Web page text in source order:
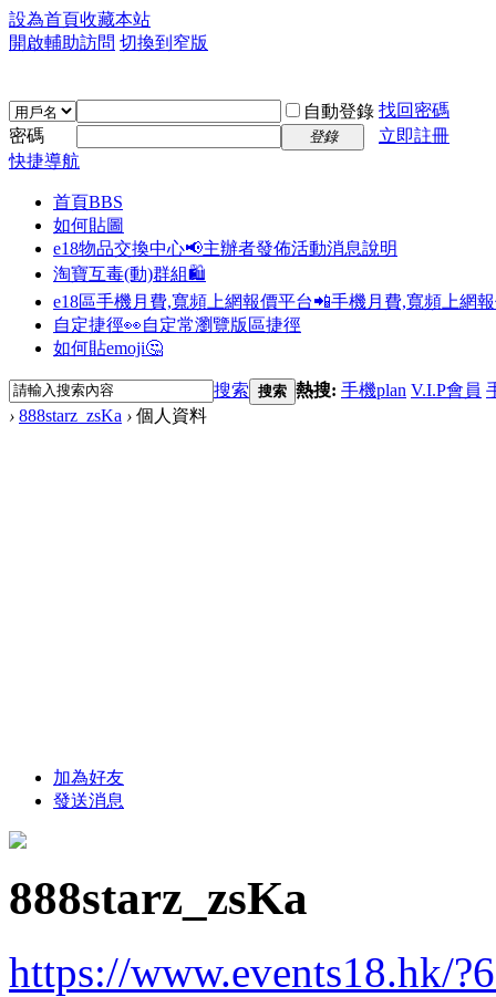
設為首頁收藏本站
開啟輔助訪問 切換到窄版
自動登錄 找回密碼
密碼
登錄
立即註冊
快捷導航
首頁BBS
如何貼圖
e18物品交換中心📢主辦者發佈活動消息說明
淘寶互毒(動)群組🛍️
e18區手機月費,寬頻上網報價平台📲手機月費,寬頻上網
自定捷徑👀自定常瀏覽版區捷徑
如何貼emoji🤔
搜索 搜索 熱搜: 手機plan V.I.P會員
› 888starz_zsKa › 個人資料
加為好友
發送消息
888starz_zsKa
https://www.events18.hk/